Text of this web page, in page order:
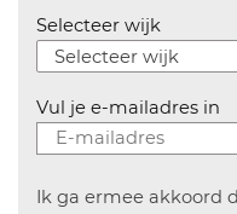
Selecteer wijk
Vul je e-mailadres in
Ik ga ermee akkoord